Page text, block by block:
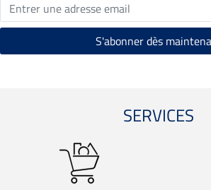
SERVICES